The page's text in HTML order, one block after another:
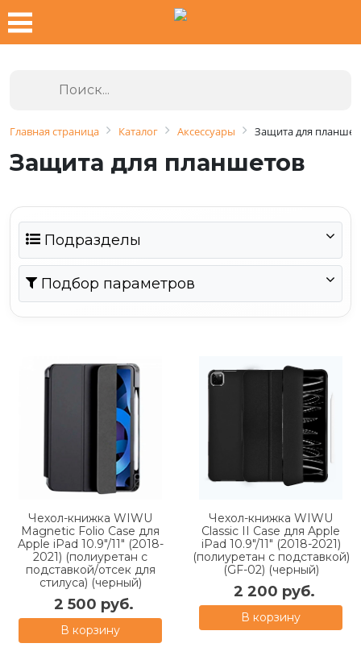
Главная страница Каталог Аксессуары Защита для
Защита для планшетов
Подразделы
Подбор параметров
Чехол-книжка WIWU
Magnetic Folio Case для
Apple iPad 10.9"/11" (2018-
2021) (полиуретан с
подставкой/отсек для
стилуса) (черный)
2 500 руб.
В корзину
Чехол-книжка WIWU
Classic II Case для Apple
iPad 10.9"/11" (2018-2021)
(полиуретан с подставкой)
(GF-02) (черный)
2 200 руб.
В корзину